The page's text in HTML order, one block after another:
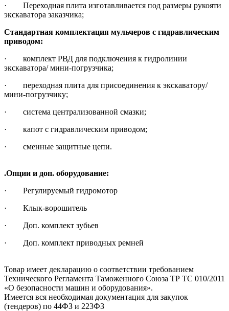
· Переходная плита изготавливается под размеры рукояти
экскаватора заказчика;
Стандартная комплектация мульчеров с гидравлическим
приводом:
· комплект РВД для подключения к гидролинии
экскаватора/ мини-погрузчика;
· переходная плита для присоединения к экскаватору/
мини-погрузчику;
· система централизованной смазки;
· капот с гидравлическим приводом;
· сменные защитные цепи.
.Опции и доп. оборудование:
· Регулируемый гидромотор
· Клык-ворошитель
· Доп. комплект зубьев
· Доп. комплект приводных ремней
Товар имеет декларацию о соответствии требованием
Технического Регламента Таможенного Союза ТР ТС 010/2011
«О безопасности машин и оборудования».
Имеется вся необходимая документация для закупок
(тендеров) по 44ФЗ и 223ФЗ